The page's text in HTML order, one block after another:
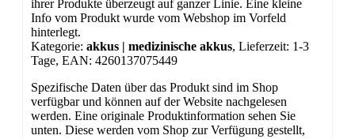
ihrer Produkte überzeugt auf ganzer Linie. Eine kleine
Info vom Produkt wurde vom Webshop im Vorfeld
hinterlegt.
Kategorie: akkus | medizinische akkus, Lieferzeit: 1-3
Tage, EAN: 4260137075449
Spezifische Daten über das Produkt sind im Shop
verfügbar und können auf der Website nachgelesen
werden. Eine originale Produktinformation sehen Sie
unten. Diese werden vom Shop zur Verfügung gestellt,